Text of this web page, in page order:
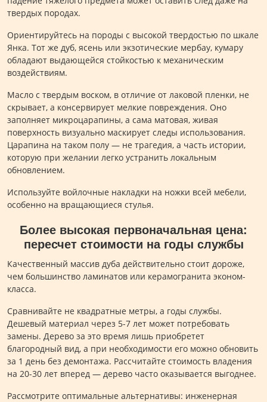
твердых породах.
Ориентируйтесь на породы с высокой твердостью по шкале
Янка. Тот же дуб, ясень или экзотические мербау, кумару
обладают выдающейся стойкостью к механическим
воздействиям.
Масло с твердым воском, в отличие от лаковой пленки, не
скрывает, а консервирует мелкие повреждения. Оно
заполняет микроцарапины, а сама матовая, живая
поверхность визуально маскирует следы использования.
Царапина на таком полу — не трагедия, а часть истории,
которую при желании легко устранить локальным
обновлением.
Используйте войлочные накладки на ножки всей мебели,
особенно на вращающиеся стулья.
Более высокая первоначальная цена:
пересчет стоимости на годы службы
Качественный массив дуба действительно стоит дороже,
чем большинство ламинатов или керамогранита эконом-
класса.
Сравнивайте не квадратные метры, а годы службы.
Дешевый материал через 5-7 лет может потребовать
замены. Дерево за это время лишь приобретет
благородный вид, а при необходимости его можно обновить
за 1 день без демонтажа. Рассчитайте стоимость владения
на 20-30 лет вперед — дерево часто оказывается выгоднее.
Рассмотрите оптимальные альтернативы: инженерная